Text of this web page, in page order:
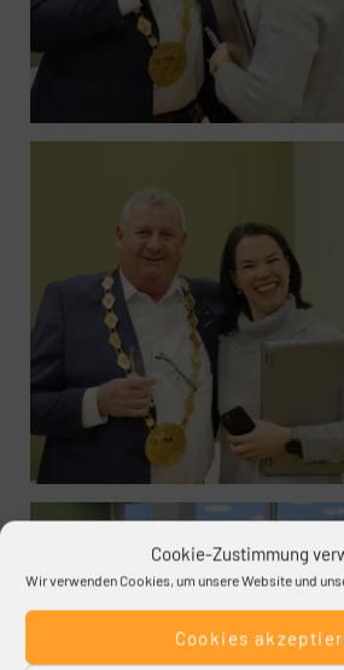
Cookie-Zustimmung
Wir verwenden Cookies, um unsere Website und
Cookies